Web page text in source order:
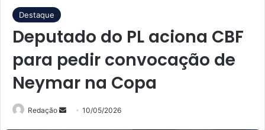
Destaque
Deputado do PL aciona CBF
para pedir convocação de
Neymar na Copa
Redação
Mande10/05/2026